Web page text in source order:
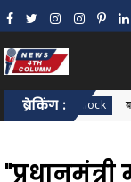
ब्रेकिंग :
Block बस्तर